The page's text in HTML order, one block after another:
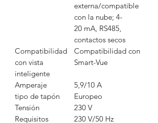
externa/compatible
con la nube; 4-
20 mA, RS485,
contactos secos
Compatibilidad
con vista
inteligente
Compatibilidad con
Smart-Vue
Amperaje
5,9/10 A
tipo de tapón
Europeo
Tensión
230 V
Requisitos
230 V/50 Hz